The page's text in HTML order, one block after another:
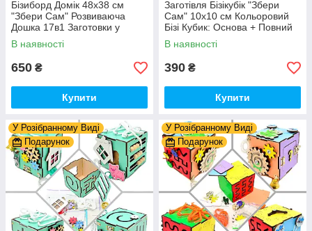
Бізиборд Домік 48x38 см
"Збери Сам" Розвиваюча
Дошка 17в1 Заготовки у
Разобранному вигляді +
Деталі та Фарба
В наявності
650 ₴
Купити
Заготівля Бізікубік "Збери
Сам" 10х10 см Кольоровий
Бізі Кубик: Основа + Повний
Комплект (в Розібраному
Виді) Кубік Бізи, Жовтий
В наявності
390 ₴
Купити
У Розібранному Виді
Подарунок
У Розібранному Виді
Подарунок